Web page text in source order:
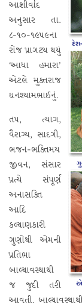
આશીર્વાદ
અનુસાર તા.
૮-૧૦-૧૯૫૯ના
રોજ પ્રાગટ્ય થયું
‘આધા હમારા’
એટલે મુક્તરાજ
ઘનશ્યામભાઈનું.
તપ, ત્યાગ,
વૈરાગ્ય, સાદગી,
ભજન-ભક્તિમય
જીવન, સંસાર
પ્રત્યે સંપૂર્ણ
અનાસક્તિ
આદિ
કલ્યાણકારી
ગુણોથી એમની
પ્રતિભા
બાલ્યાવસ્થાથી
જ જુદી તરી
આવતી.